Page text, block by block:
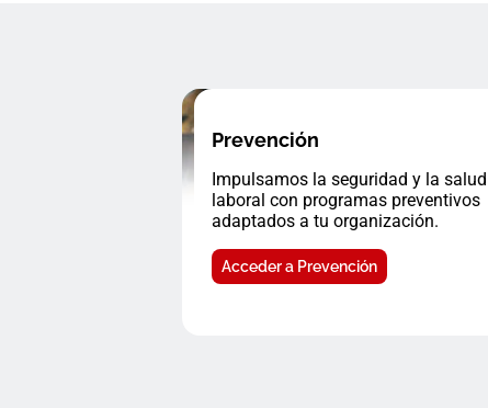
Prevención
Impulsamos la seguridad y la salud
laboral con programas preventivos
adaptados a tu organización.
Acceder a Prevención